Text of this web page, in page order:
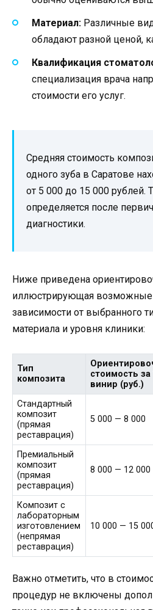
Материал: Различные
обладают разной ценой,
Квалификация
специализация врача
стоимости его услуг.
Средняя стоимость
одного зуба в Саратове
от 5 000 до 15 000 рублей.
определяется после
диагностики.
Ниже приведена
иллюстрирующая возможные
зависимости от выбранного
материала и уровня клиники:
Тип
композита
стоимость за
винир (руб.)
Стандартный
композит
(прямая
реставрация)
5 000 — 8 000
Премиальный
композит
(прямая
реставрация)
8 000 — 12 000
Композит с
лабораторным
изготовлением
(непрямая
реставрация)
10 000 — 15
Важно отметить, что в
процедур не включены